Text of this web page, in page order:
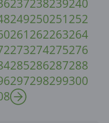
237238239240
249250251252
261262263264
273274275276
285286287288
297298299300